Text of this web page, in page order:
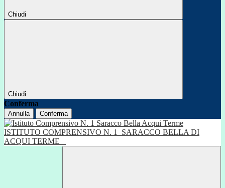
Chiudi
Chiudi
Conferma
Annulla Conferma
ISTITUTO COMPRENSIVO N. 1
SARACCO BELLA DI
ACQUI TERME